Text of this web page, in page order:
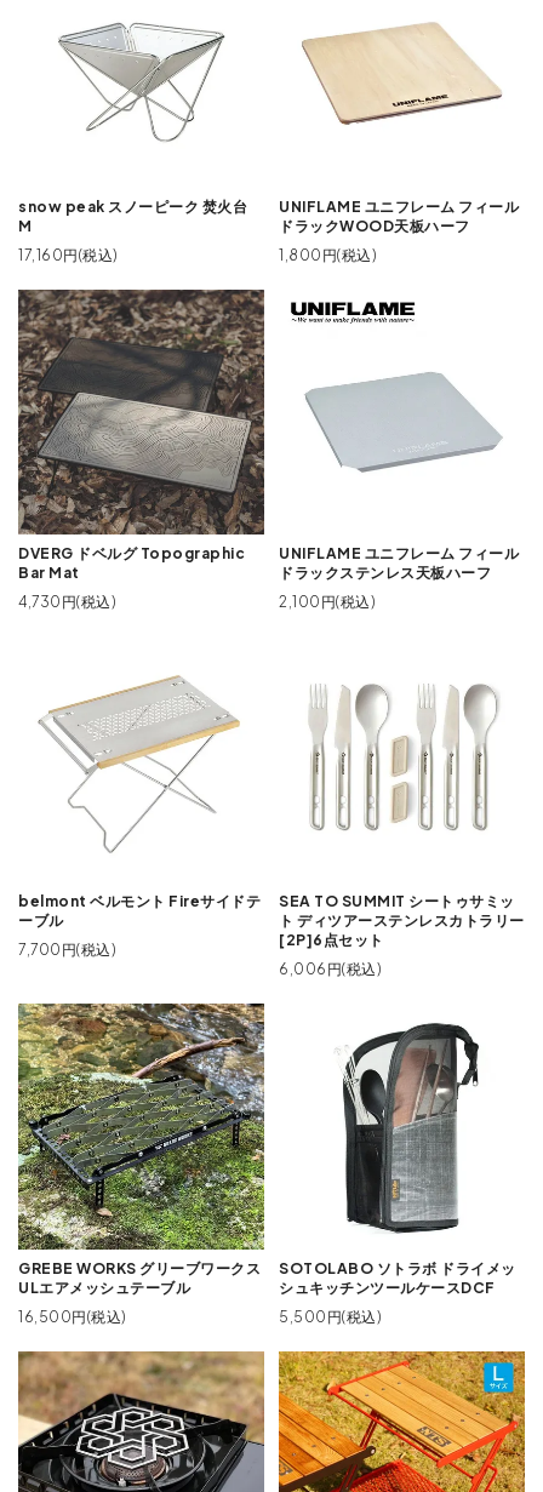
snow peak スノーピーク 焚火台
M
17,160円(税込)
UNIFLAME ユニフレーム フィール
ドラックWOOD天板ハーフ
1,800円(税込)
DVERG ドベルグ Topographic
Bar Mat
4,730円(税込)
UNIFLAME ユニフレーム フィール
ドラックステンレス天板ハーフ
2,100円(税込)
belmont ベルモント Fireサイドテ
ーブル
7,700円(税込)
SEA TO SUMMIT シートゥサミッ
ト ディツアーステンレスカトラリー
[2P]6点セット
6,006円(税込)
GREBE WORKS グリーブワークス
ULエアメッシュテーブル
16,500円(税込)
SOTOLABO ソトラボ ドライメッ
シュキッチンツールケースDCF
5,500円(税込)